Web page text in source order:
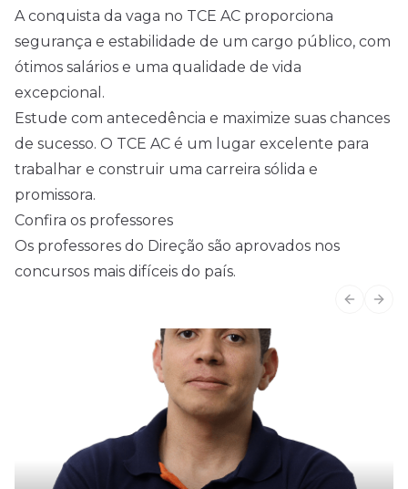
A conquista da vaga no TCE AC proporciona
segurança e estabilidade de um cargo público, com
ótimos salários e uma qualidade de vida
excepcional.
Estude com antecedência e maximize suas chances
de sucesso. O TCE AC é um lugar excelente para
trabalhar e construir uma carreira sólida e
promissora.
Confira os professores
Os professores do Direção são aprovados nos
concursos mais difíceis do país.